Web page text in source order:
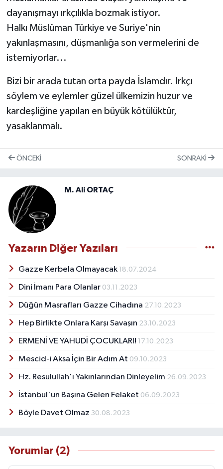
dayanışmayı ırkçılıkla bozmak istiyor.
Halkı Müslüman Türkiye ve Suriye'nin
yakınlaşmasını, düşmanlığa son vermelerini de
istemiyorlar...
Bizi bir arada tutan orta payda İslamdır. Irkçı
söylem ve eylemler güzel ülkemizin huzur ve
kardeşliğine yapılan en büyük kötülüktür,
yasaklanmalı.
ÖNCEKI SONRAKI
M. Ali ORTAÇ
Yazarın Diğer Yazıları
Gazze Kerbela Olmayacak 18.07.2024
Dini İmanı Para Olanlar 03.11.2023
Düğün Masrafları Gazze Cihadına 27.10.2023
Hep Birlikte Onlara Karşı Savaşın 23.10.2023
ERMENİ VE YAHUDİ ÇOCUKLARI! 17.10.2023
Mescid-i Aksa İçin Bir Adım At 09.10.2023
Hz. Resulullah'ı Yakınlarından Dinleyelim 26.09.2023
İstanbul'un Başına Gelen Felaket 06.09.2023
Böyle Davet Olmaz 30.08.2023
Yorumlar (2)